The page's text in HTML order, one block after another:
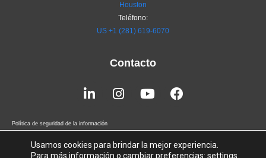
Houston
Teléfono:
US +1 (281) 619-6070
Contacto
Linkedin-
in
Instagram
YoutubeFacebook
Política de seguridad de la información
Terms of Service
Usamos cookies para brindar la mejor experiencia.
Para más información o cambiar preferencias: settings